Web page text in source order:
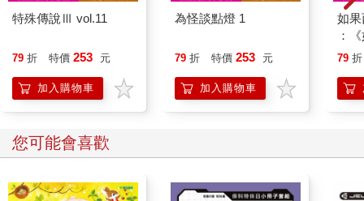
舉例來說，如果以每股100美元的合理價格買進A公司股票，3年
後每股漲到200美元，此時的投資報酬率為100%、3年的年化報酬
率是26%。但如果買入價格是120美元，同樣時間漲到200美元的
年化報酬率則只有18.6%。
創投有專業的投資經理，於投資前必經過嚴謹的調研，但即使如
此，投資新創公司的成功率也只有約20%。之前任職的創投公司
雖然追求高報酬率，但對高風險的早期階段公司的資金配置比重
有嚴格的控制。
美股與台股不同，在Nasdaq（那斯達克）交易所掛牌上市並沒有
展潛力、想像空間，但處於發展早期、沒有實質營收的公司。
特殊傳說Ⅲ vol.11
79 折 特價 253 元
加入購物車
為怪談點燈 1
79 折 特價 253 元
加入購物車
如
：
喵
79 折
您可能會喜歡